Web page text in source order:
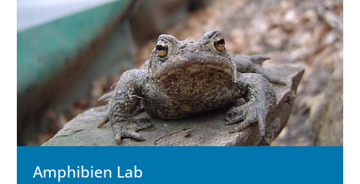
Amphibien Lab